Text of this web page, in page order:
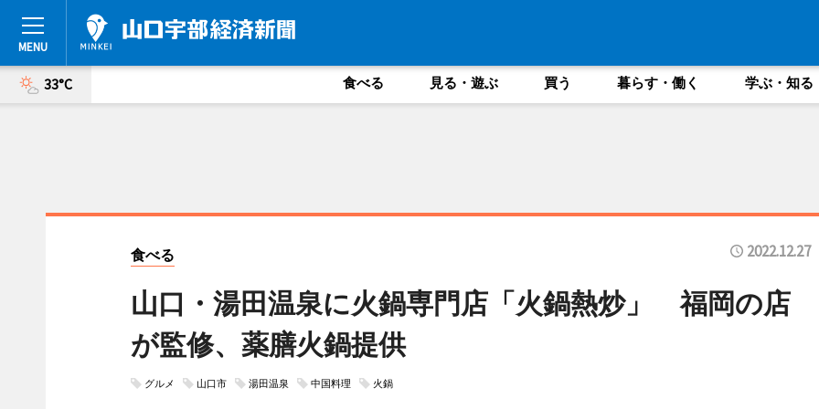
33°C 食べる 見る・遊ぶ 買う 暮らす・働く 学ぶ・知る
食べる 2022.12.27
山口・湯田温泉に火鍋専門店「火鍋熱炒」 福岡の店
が監修、薬膳火鍋提供
グルメ 山口市 湯田温泉 中国料理 火鍋